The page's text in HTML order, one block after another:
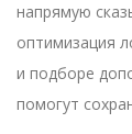
напрямую
оптимизация
и подборе
помогут